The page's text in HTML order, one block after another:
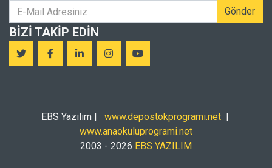
Gönder
BIZI TAKIP EDIN
EBS Yazılım | www.depostokprogrami.net|
www.anaokuluprogrami.net
2003 - 2026 EBS YAZILIM